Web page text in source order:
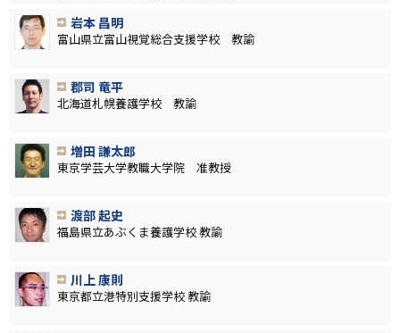
岩本 昌明
富山県立富山視覚総合支援学校 教諭
郡司 竜平
北海道札幌養護学校 教諭
増田 謙太郎
東京学芸大学教職大学院 准教授
渡部 起史
福島県立あぶくま養護学校 教諭
川上 康則
東京都立港特別支援学校 教諭